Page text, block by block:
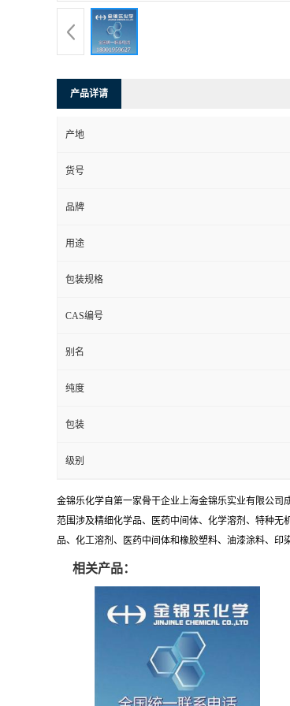
产品详请
产地
货号
品牌
用途
包装规格
CAS编号
别名
纯度
包装
级别
金锦乐化学自第一家骨干企业上海金锦乐实业有限公
范围涉及精细化学品、医药中间体、化学溶剂、特种
品、化工溶剂、医药中间体和橡胶塑料、油漆涂料、印
相关产品：